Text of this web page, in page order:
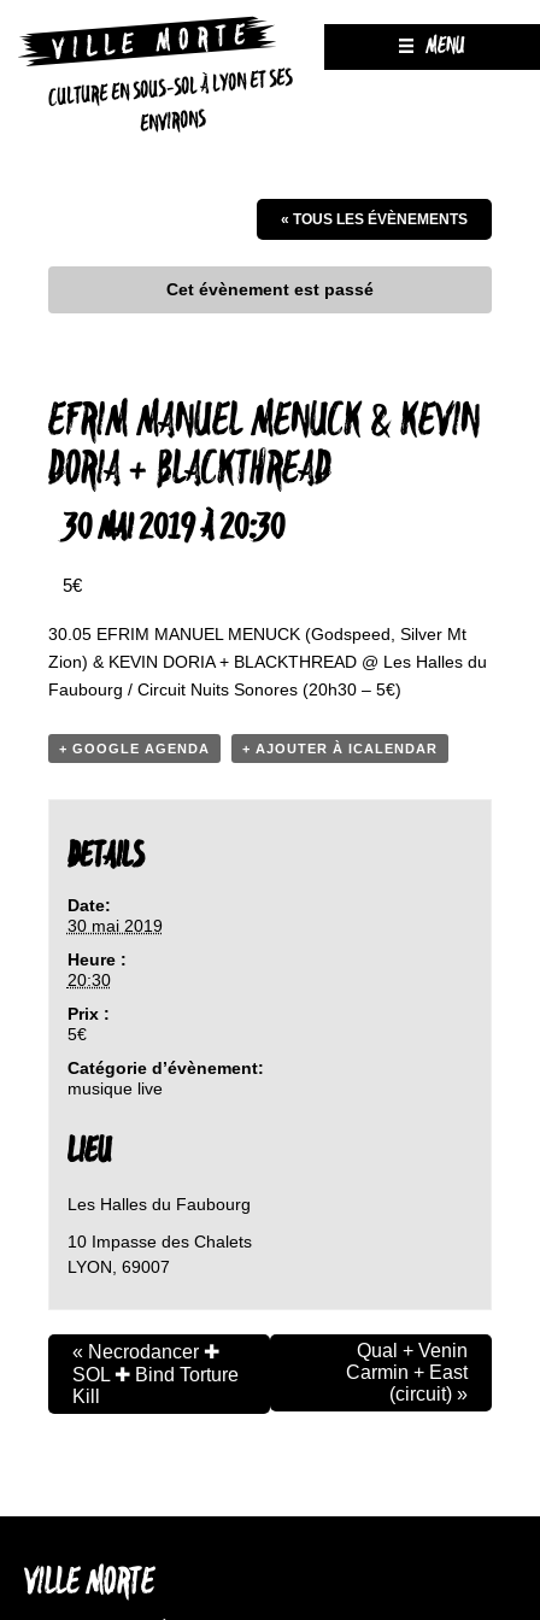
CULTURE EN SOUS-SOL À LYON ET SES
ENVIRONS
MENU
« TOUS LES ÉVÈNEMENTS
Cet évènement est passé
EFRIM MANUEL MENUCK & KEVIN
DORIA + BLACKTHREAD
30 MAI 2019 À 20:30
5€
30.05 EFRIM MANUEL MENUCK (Godspeed, Silver Mt
Zion) & KEVIN DORIA + BLACKTHREAD @ Les Halles du
Faubourg / Circuit Nuits Sonores (20h30 – 5€)
+ GOOGLE AGENDA + AJOUTER À ICALENDAR
DETAILS
Date:
30 mai 2019
Heure :
20:30
Prix :
5€
Catégorie d’évènement:
musique live
LIEU
Les Halles du Faubourg
10 Impasse des Chalets
LYON 69007
« Necrodancer ✚
SOL ✚ Bind Torture
Kill
Qual + Venin
Carmin + East
(circuit) »
VILLE MORTE